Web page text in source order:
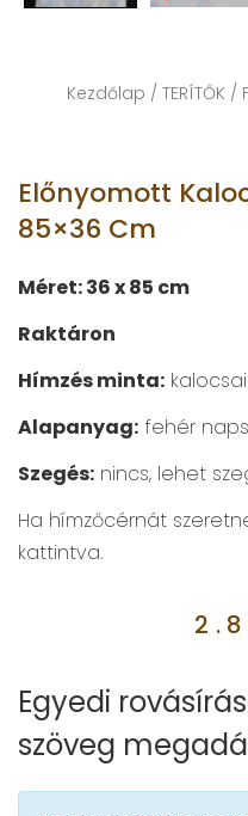
Kezdőlap / TERÍTŐK /
Előnyomott
85×36 Cm
Méret: 36 x 85 cm
Raktáron
Hímzés minta: kalocsai
Alapanyag: fehér
Szegés: nincs, lehet
Ha hímzőcérnát
kattintva.
Egyedi
szöveg